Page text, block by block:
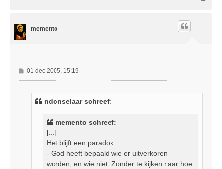
memento
B
e
01 dec 2005, 15:19
ndonselaar schreef:
memento schreef:
[...]
Het blijft een paradox:
- God heeft bepaald wie er uitverkoren
worden, en wie niet. Zonder te kijken naar hoe